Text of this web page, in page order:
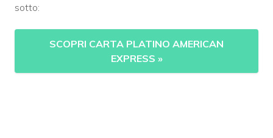
sotto:
SCOPRI CARTA PLATINO AMERICAN
EXPRESS »